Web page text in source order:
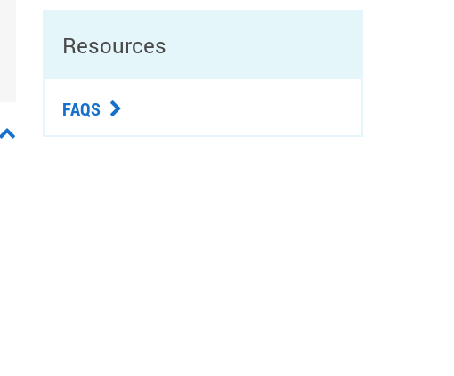
Resources
FAQS